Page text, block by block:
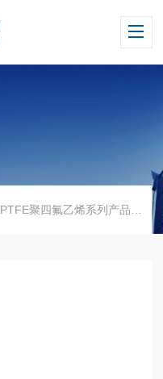
PTFE聚四氟乙烯系列产品